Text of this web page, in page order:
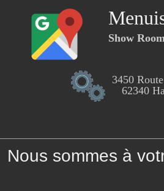
Show
3450
62340
Nous sommes à